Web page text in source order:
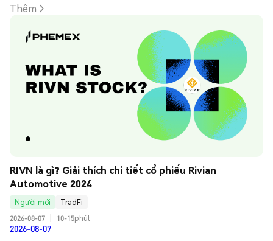
Thêm
RIVN là gì? Giải thích chi tiết cổ phiếu Rivian
Automotive 2024
Người mới
TradFi
2026-08-07
10-15phút
2026-08-07